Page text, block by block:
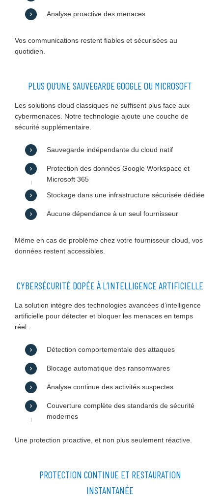
Analyse proactive des menaces
Vos communications restent fiables et sécurisées au
quotidien.
PLUS QU’UNE SAUVEGARDE GOOGLE OU MICROSOFT
Les solutions cloud classiques ne suffisent plus face aux
cybermenaces. Notre technologie ajoute une couche de
sécurité supplémentaire.
Sauvegarde indépendante du cloud natif
Protection des données Google Workspace et
Microsoft 365
Stockage dans une infrastructure sécurisée dédiée
Aucune dépendance à un seul fournisseur
Même en cas de problème chez votre fournisseur cloud, vos
données restent accessibles.
CYBERSÉCURITÉ DOPÉE À L’INTELLIGENCE ARTIFICIELLE
La solution intègre des technologies avancées d’intelligence
artificielle pour détecter et bloquer les menaces en temps
réel.
Détection comportementale des attaques
Blocage automatique des ransomwares
Analyse continue des activités suspectes
Couverture complète des standards de sécurité
modernes
Une protection proactive, et non plus seulement réactive.
PROTECTION CONTINUE ET RESTAURATION
INSTANTANÉE